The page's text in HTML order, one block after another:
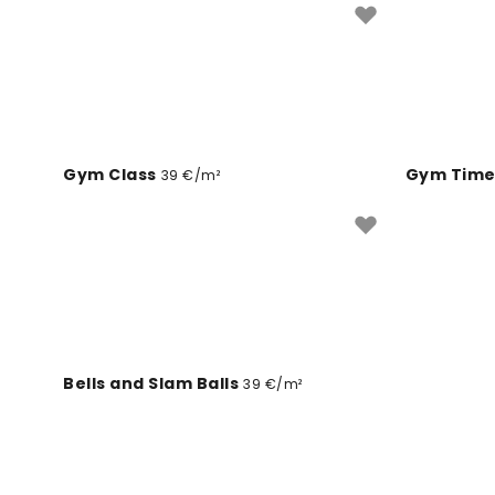
Gym Class 39 €/m² Gym Time
Bells and Slam Balls 39 €/m²
Kettlebell